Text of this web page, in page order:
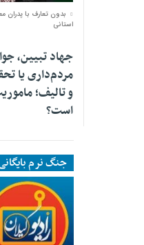
بدون تعارف با پدران
استانی
جهاد تبیین،
مردم‌داری یا
و تالیف؛
است؟
جنگ نرم